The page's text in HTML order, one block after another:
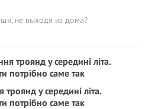
не выходя из дома?
у середині літа.
потрібно саме так